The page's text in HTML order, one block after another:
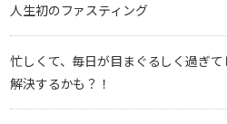
人生初のファスティング
忙しくて、毎日が目まぐるしく過ぎ
解決するかも？！